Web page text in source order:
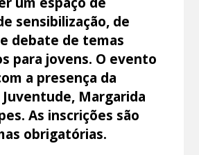
sensibilização, de
debate de temas
para jovens. O evento
a presença da
Margarida
As inscrições são
obrigatórias.